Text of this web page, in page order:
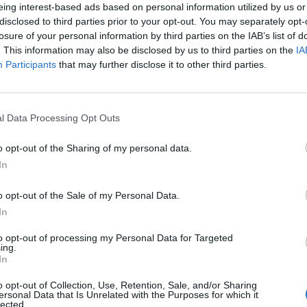
interest-based ads based on personal information utilized by us
to third parties prior to your opt-out. You may separately
of your personal information by third parties on the IAB’s list of
This information may also be disclosed by us to third parties on the
Participants that may further disclose it to other third parties.
Data Processing Opt Outs
opt-out of the Sharing of my personal data.
opt-out of the Sale of my Personal Data.
opt-out of processing my Personal Data for Targeted
opt-out of Collection, Use, Retention, Sale, and/or Sharing
Data that Is Unrelated with the Purposes for which it
2 22 juni 15
"tvåtusenkroners bilen" (1997)
"Tjejens"(1998)